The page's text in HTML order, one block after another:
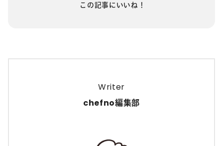
この記事にいいね！
Writer
chefno編集部